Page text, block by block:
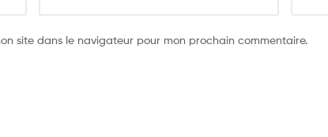
site dans le navigateur pour mon prochain commentaire.